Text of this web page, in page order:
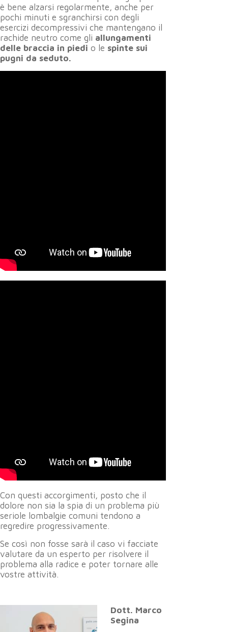
è bene alzarsi regolarmente, anche per
pochi minuti e sgranchirsi con degli
esercizi decompressivi che mantengano il
rachide neutro come gli allungamenti
delle braccia in piedi o le spinte sui
pugni da seduto.
Con questi accorgimenti, posto che il
dolore non sia la spia di un problema più
seriole lombalgie comuni tendono a
regredire progressivamente.
Se così non fosse sarà il caso vi facciate
valutare da un esperto per risolvere il
problema alla radice e poter tornare alle
vostre attività.
Dott. Marco
Segina